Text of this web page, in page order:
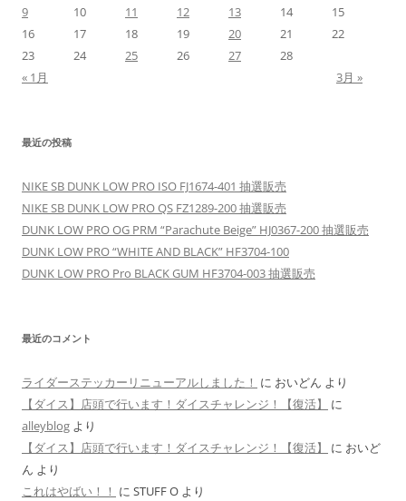
9
10 11 12 13 14
15
16
17 18 19 20 21
22
23
24 25 26 27
28
« 1月
3月 »
最近の投稿
NIKE SB DUNK LOW PRO ISO FJ1674-401 抽選販売
NIKE SB DUNK LOW PRO QS FZ1289-200 抽選販売
DUNK LOW PRO OG PRM “Parachute Beige” HJ0367-200 抽選販売
DUNK LOW PRO “WHITE AND BLACK” HF3704-100
DUNK LOW PRO Pro BLACK GUM HF3704-003 抽選販売
最近のコメント
ライダーステッカーリニューアルしました！ に おいどん より
【ダイス】店頭で行います！ダイスチャレンジ！【復活】
に
alleyblog より
【ダイス】店頭で行います！ダイスチャレンジ！【復活】
に おいど
ん より
これはやばい！！ に STUFF O より